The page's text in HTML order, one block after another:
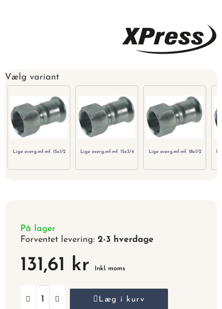
Vælg variant
Lige overg.mf.mf. 15x1/2 Lige overg.mf.mf. 15x3/4 Lige overg.mf.mf. 18x1/2
På lager
Forventet levering: 2-3 hverdage
131,61 kr Inkl. moms
Læg i kurv